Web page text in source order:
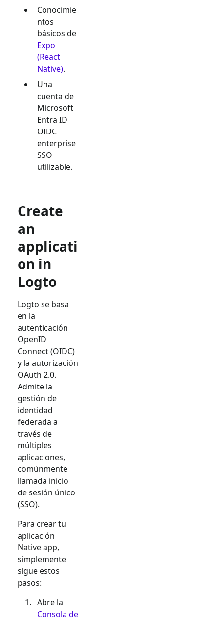
Conocimie
ntos
básicos de
Expo
(React
Native).
Una
cuenta de
Microsoft
Entra ID
OIDC
enterprise
SSO
utilizable.
Create
an
applicati
on in
Logto
Logto se basa
en la
autenticación
OpenID
Connect (OIDC)
y la autorización
OAuth 2.0.
Admite la
gestión de
identidad
federada a
través de
múltiples
aplicaciones,
comúnmente
llamada inicio
de sesión único
(SSO).
Para crear tu
aplicación
Native app,
simplemente
sigue estos
pasos:
Abre la
Consola de